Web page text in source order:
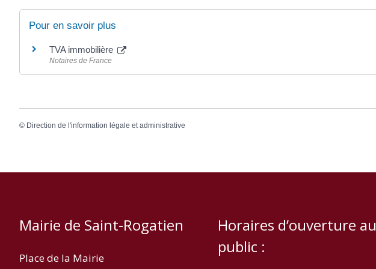
Pour en savoir plus
TVA immobilière
Notaires de France
© Direction de l'information légale et administrative
Mairie de Saint-Rogatien
Place de la Mairie
Horaires d’ouverture au
public :